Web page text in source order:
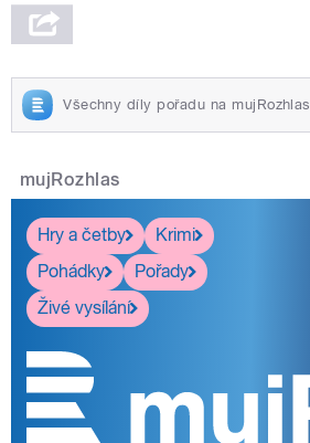
Všechny díly pořadu na mujRozhlas
mujRozhlas
Hry a četby
Krimi
Pohádky
Pořady
Živé vysílání